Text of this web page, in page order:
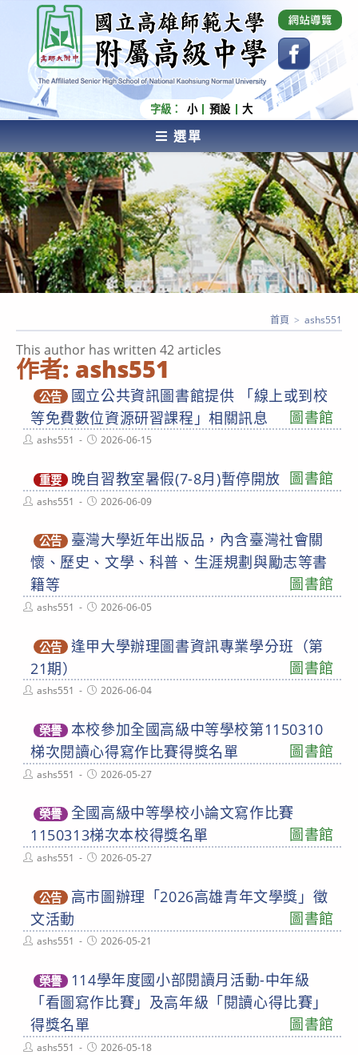
內
容
國立高雄師範大學附屬高級中學 Affiliated Senior
High School of National Kaohsiung Normal
University
字級： 小 預設 大
選單
AFFILIATED SENIOR HIGH SCHOOL OF NATIONAL
KAOHSIUNG NORMAL UNIVERSITY
作者: ashs551
This author has written 42 articles
首頁 > ashs551
公告
國立公共資訊圖書館提供 「線上或到校
等免費數位資源研習課程」相關訊息
圖書館
Postashs551
Post2026-06-15
重要 晚自習教室暑假(7-8月)暫停開放 圖書館
Postashs551
Post2026-06-09
公告
臺灣大學近年出版品，內含臺灣社會關
懷、歷史、文學、科普、生涯規劃與勵志等書
籍等
圖書館
Postashs551
Post2026-06-05
公告 逢甲大學辦理圖書資訊專業學分班（第
21期）
圖書館
Postashs551
Post2026-06-04
榮譽 本校參加全國高級中等學校第1150310
梯次閱讀心得寫作比賽得獎名單
圖書館
Postashs551
Post2026-05-27
榮譽 全國高級中等學校小論文寫作比賽
1150313梯次本校得獎名單
圖書館
Postashs551
Post2026-05-27
公告
高市圖辦理「2026高雄青年文學獎」徵
文活動
圖書館
Postashs551
Post2026-05-21
榮譽
114學年度國小部閱讀月活動-中年級
「看圖寫作比賽」及高年級「閱讀心得比賽」
得獎名單
圖書館
Postashs551
Post2026-05-18